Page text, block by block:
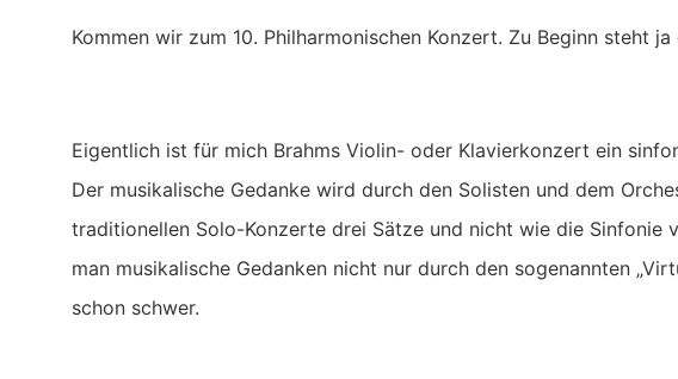
Kommen wir zum 10. Philharmonischen Konzert. Zu Beginn steht
Eigentlich ist für mich Brahms Violin- oder Klavierkonzert ein
Der musikalische Gedanke wird durch den Solisten und dem
traditionellen Solo-Konzerte drei Sätze und nicht wie die Sinfonie
man musikalische Gedanken nicht nur durch den sogenannten
schon schwer.